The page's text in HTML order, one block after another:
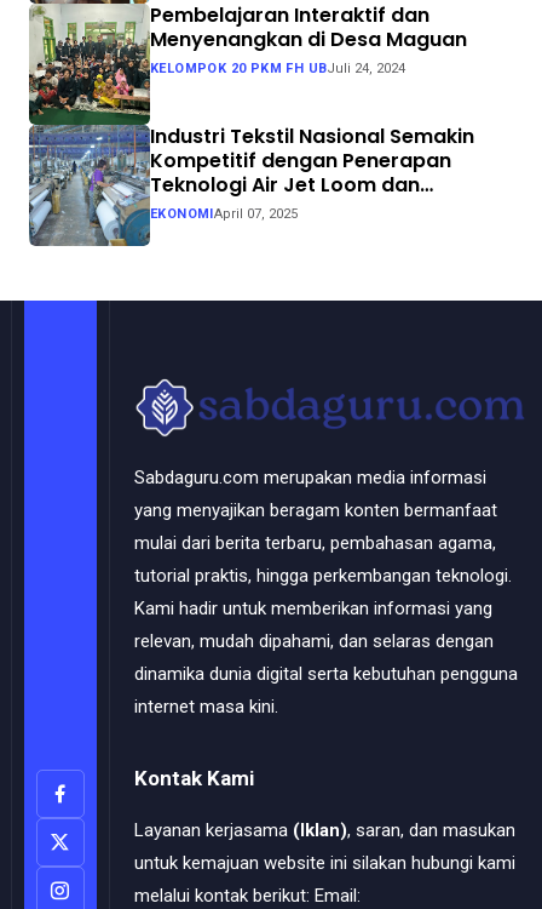
Pembelajaran Interaktif dan
Menyenangkan di Desa Maguan
KELOMPOK 20 PKM FH UBJuli 24, 2024
Industri Tekstil Nasional Semakin
Kompetitif dengan Penerapan
Teknologi Air Jet Loom dan
Continuous Dyeing di CV. Garuda
Solo Perkasa
EKONOMI April 07, 2025
Sabdaguru.com merupakan media informasi
yang menyajikan beragam konten bermanfaat
mulai dari berita terbaru, pembahasan agama,
tutorial praktis, hingga perkembangan teknologi.
Kami hadir untuk memberikan informasi yang
relevan, mudah dipahami, dan selaras dengan
dinamika dunia digital serta kebutuhan pengguna
internet masa kini.
Kontak Kami
Layanan kerjasama (Iklan), saran, dan masukan
untuk kemajuan website ini silakan hubungi kami
melalui kontak berikut: Email: